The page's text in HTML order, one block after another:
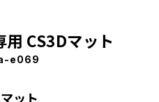
CS3Dマット
e069
ット